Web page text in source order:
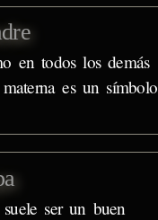
en todos los demás
es un símbolo
ser un buen